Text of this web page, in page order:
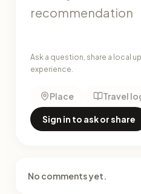
Ask a question, share a local
experience.
Place Travel
Sign in to ask or share
No comments yet.